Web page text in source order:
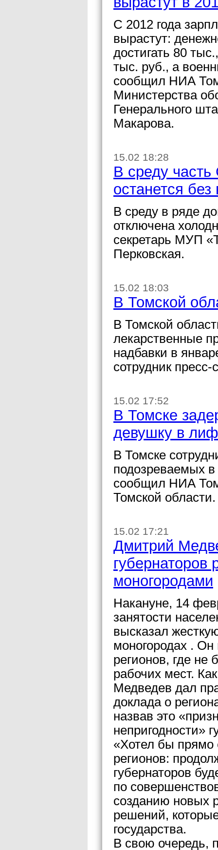
С 2012 года
вырастут:
достигать 80
тыс. руб., а
сообщил НИА
Министерства
Генерального
Макарова.
15.02 18:28
В среду часть
останется
В среду в ряде
отключена
секретарь МУП
Перковская.
15.02 18:03
В Томской
В Томской
лекарственные
надбавки в
сотрудник
15.02 17:52
В Томске
девушку в
В Томске
подозреваемых
сообщил НИА
Томской области.
15.02 17:21
Дмитрий
моногородами
Накануне, 14
занятости
высказал
моногородах . Он
регионов, где не
рабочих мест.
Медведев дал
доклада о
назвав это
непригодности»
«Хотел бы прямо
регионов:
губернаторов
по
созданию новых
решений,
государства.
В свою очередь,